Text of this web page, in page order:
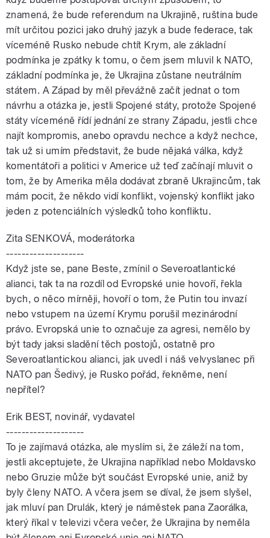
znamená, že bude referendum na Ukrajině, ruština bude
mít určitou pozici jako druhý jazyk a bude federace, tak
víceméně Rusko nebude chtít Krym, ale základní
podmínka je zpátky k tomu, o čem jsem mluvil k NATO,
základní podmínka je, že Ukrajina zůstane neutrálním
státem. A Západ by měl převážně začít jednat o tom
návrhu a otázka je, jestli Spojené státy, protože Spojené
státy víceméně řídí jednání ze strany Západu, jestli chce
najít kompromis, anebo opravdu nechce a když nechce,
tak už si umím představit, že bude nějaká válka, když
komentátoři a politici v Americe už teď začínají mluvit o
tom, že by Amerika měla dodávat zbraně Ukrajincům, tak
mám pocit, že někdo vidí konflikt, vojenský konflikt jako
jeden z potenciálních výsledků toho konfliktu.
Zita SENKOVÁ, moderátorka
--------------------
Když jste se, pane Beste, zmínil o Severoatlantické
alianci, tak ta na rozdíl od Evropské unie hovoří, řekla
bych, o něco mírněji, hovoří o tom, že Putin tou invazí
nebo vstupem na území Krymu porušil mezinárodní
právo. Evropská unie to označuje za agresi, nemělo by
být tady jaksi sladění těch postojů, ostatně pro
Severoatlantickou alianci, jak uvedl i náš velvyslanec při
NATO pan Šedivý, je Rusko pořád, řekněme, není
nepřítel?
Erik BEST, novinář, vydavatel
--------------------
To je zajímavá otázka, ale myslím si, že záleží na tom,
jestli akceptujete, že Ukrajina například nebo Moldavsko
nebo Gruzie může být součást Evropské unie, aniž by
byly členy NATO. A včera jsem se díval, že jsem slyšel,
jak mluví pan Drulák, který je náměstek pana Zaorálka,
který říkal v televizi včera večer, že Ukrajina by neměla